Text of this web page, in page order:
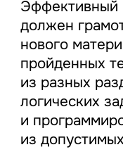
Эффективный
должен
нового
пройденных
из разных
логических
и
из